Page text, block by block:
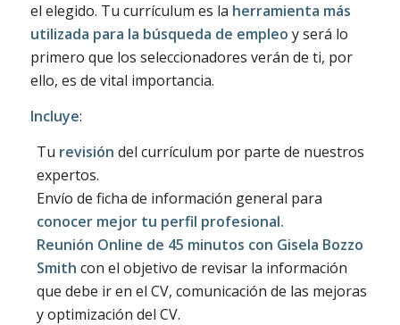
el elegido. Tu currículum es la herramienta más
utilizada para la búsqueda de empleo y será lo
primero que los seleccionadores verán de ti, por
ello, es de vital importancia.
Incluye:
Tu revisión del currículum por parte de nuestros
expertos.
Envío de ficha de información general para
conocer mejor tu perfil profesional.
Reunión Online de 45 minutos con Gisela Bozzo
Smith con el objetivo de revisar la información
que debe ir en el CV, comunicación de las mejoras
y optimización del CV.